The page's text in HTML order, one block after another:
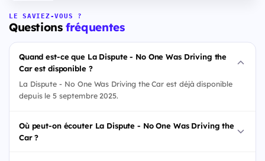
LE SAVIEZ-VOUS ?
Questionsfréquentes
Quand est-ce que La Dispute - No One Was Driving the
Car est disponible ?
La Dispute - No One Was Driving the Car est déjà disponible
depuis le 5 septembre 2025.
Où peut-on écouter La Dispute - No One Was Driving the
Car ?